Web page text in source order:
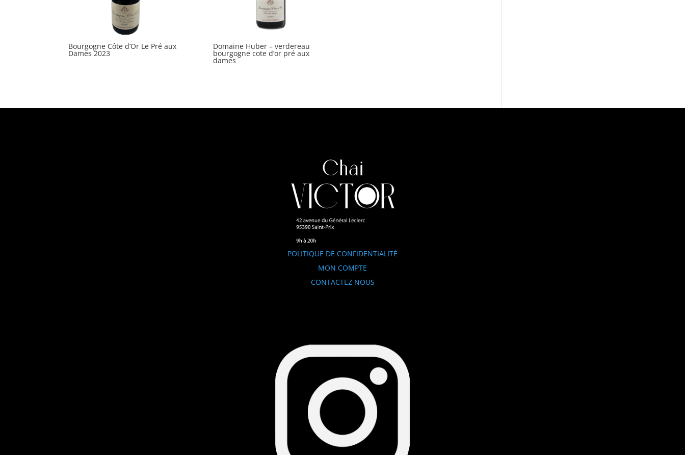
Bourgogne Côte d’Or Le Pré aux
Dames 2023
Domaine Huber – verdereau
bourgogne cote d’or pré aux
dames
POLITIQUE DE CONFIDENTIALITÉ
MON COMPTE
CONTACTEZ NOUS